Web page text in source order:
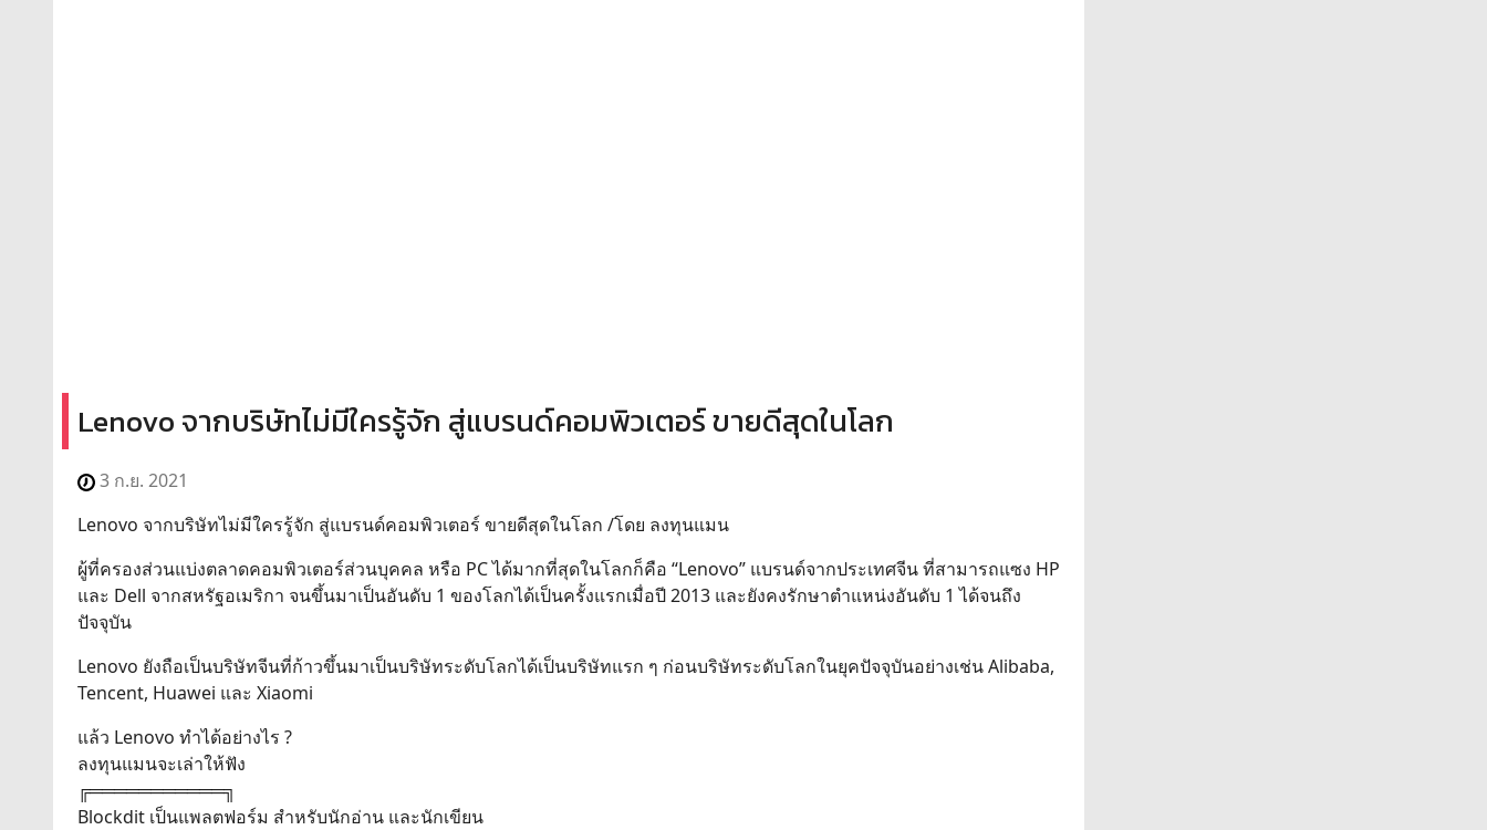
Lenovo จากบริษัทไม่มีใครรู้จัก สู่แบรนด์คอมพิวเตอร์ ขายดีสุดในโลก
3 ก.ย. 2021
Lenovo จากบริษัทไม่มีใครรู้จัก สู่แบรนด์คอมพิวเตอร์ ขายดีสุดในโลก /โดย ลงทุนแมน
ผู้ที่ครองส่วนแบ่งตลาดคอมพิวเตอร์ส่วนบุคคล หรือ PC ได้มากที่สุดในโลกก็คือ “Lenovo” แบรนด์จากประเทศจีน ที่สามารถแซง HP
และ Dell จากสหรัฐอเมริกา จนขึ้นมาเป็นอันดับ 1 ของโลกได้เป็นครั้งแรกเมื่อปี 2013 และยังคงรักษาตำแหน่งอันดับ 1 ได้จนถึง
ปัจจุบัน
Lenovo ยังถือเป็นบริษัทจีนที่ก้าวขึ้นมาเป็นบริษัทระดับโลกได้เป็นบริษัทแรก ๆ ก่อนบริษัทระดับโลกในยุคปัจจุบันอย่างเช่น Alibaba,
Tencent, Huawei และ Xiaomi
แล้ว Lenovo ทำได้อย่างไร ?
ลงทุนแมนจะเล่าให้ฟัง
╔═══════════╗
Blockdit เป็นแพลตฟอร์ม สำหรับนักอ่าน และนักเขียน